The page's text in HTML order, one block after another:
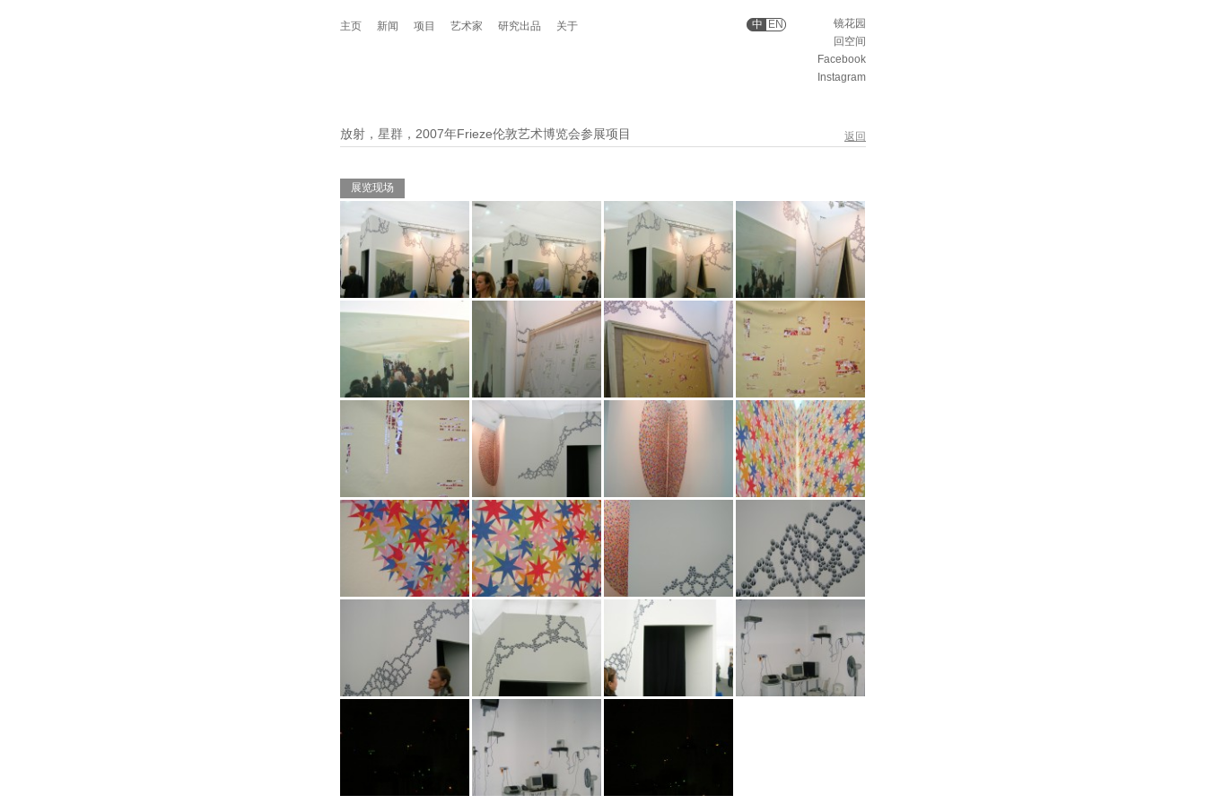
主页 新闻 项目 艺术家 研究出品 关于
镜花园
回空间
Facebook
Instagram
中 EN
放射，星群，2007年Frieze伦敦艺术博览会参展项目 返回
展览现场